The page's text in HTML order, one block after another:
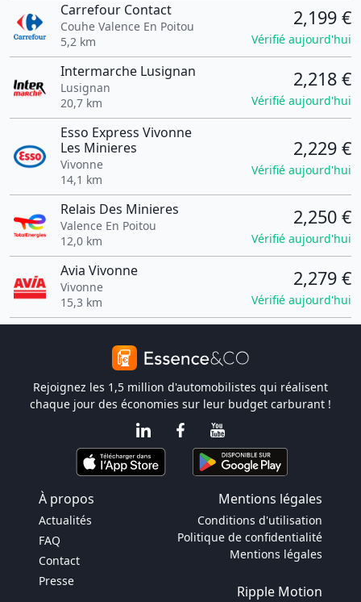
Carrefour Contact
Couhe Valence En Poitou
5,2 km
2,199 €
Vérifié aujourd'hui
Intermarche Lusignan
Lusignan
20,7 km
2,218 €
Vérifié aujourd'hui
Esso Express Vivonne
Les Minieres
Vivonne
14,1 km
2,229 €
Vérifié aujourd'hui
Relais Des Minieres
Valence En Poitou
12,0 km
2,250 €
Vérifié aujourd'hui
Avia Vivonne
Vivonne
15,3 km
2,279 €
Vérifié aujourd'hui
Rejoignez les 1,5 million d'automobilistes qui réalisent
chaque jour des économies sur leur budget carburant !
À propos Mentions légales
Actualités
FAQ
Contact
Presse
Conditions d'utilisation
Politique de confidentialité
Mentions légales
Ripple Motion